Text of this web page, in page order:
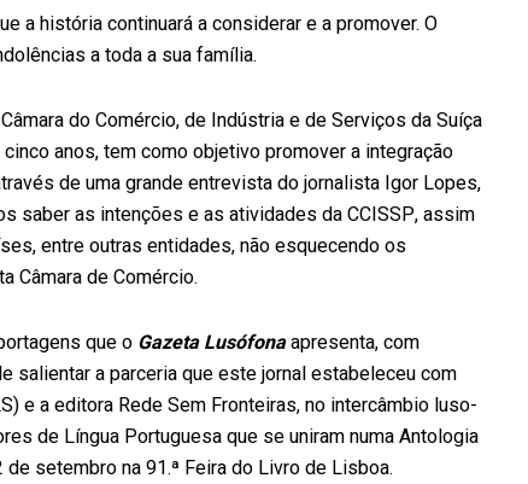
a história continuará a considerar e a promover. O
a toda a sua família.
do Comércio, de Indústria e de Serviços da Suíça
anos, tem como objetivo promover a integração
de uma grande entrevista do jornalista Igor Lopes,
saber as intenções e as atividades da CCISSP, assim
entre outras entidades, não esquecendo os
Câmara de Comércio.
que o Gazeta Lusófonaapresenta, com
salientar a parceria que este jornal estabeleceu com
e a editora Rede Sem Fronteiras, no intercâmbio luso-
de Língua Portuguesa que se uniram numa Antologia
setembro na 91.ª Feira do Livro de Lisboa.